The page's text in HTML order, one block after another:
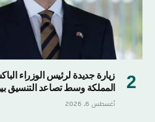
زيارة جديدة لرئيس الوزراء
المملكة وسط تصاعد التنسيق
أغسطس 6, 2026